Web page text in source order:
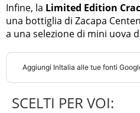
Infine, la Limited Edition
una bottiglia di Zacapa
a una selezione di mini uova
Aggiungi InItalia alle tue fonti
SCELTI PER VOI: